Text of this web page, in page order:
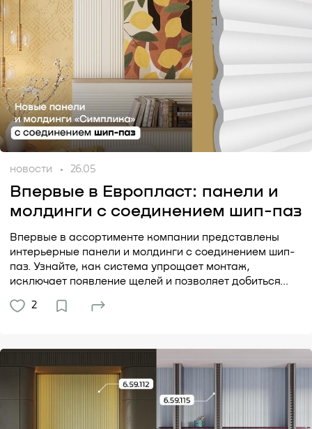
новости 26.05
Впервые в Европласт: панели и
молдинги с соединением шип-паз
Впервые в ассортименте компании представлены
интерьерные панели и молдинги с соединением шип-
паз. Узнайте, как система упрощает монтаж,
исключает появление щелей и позволяет добиться...
2